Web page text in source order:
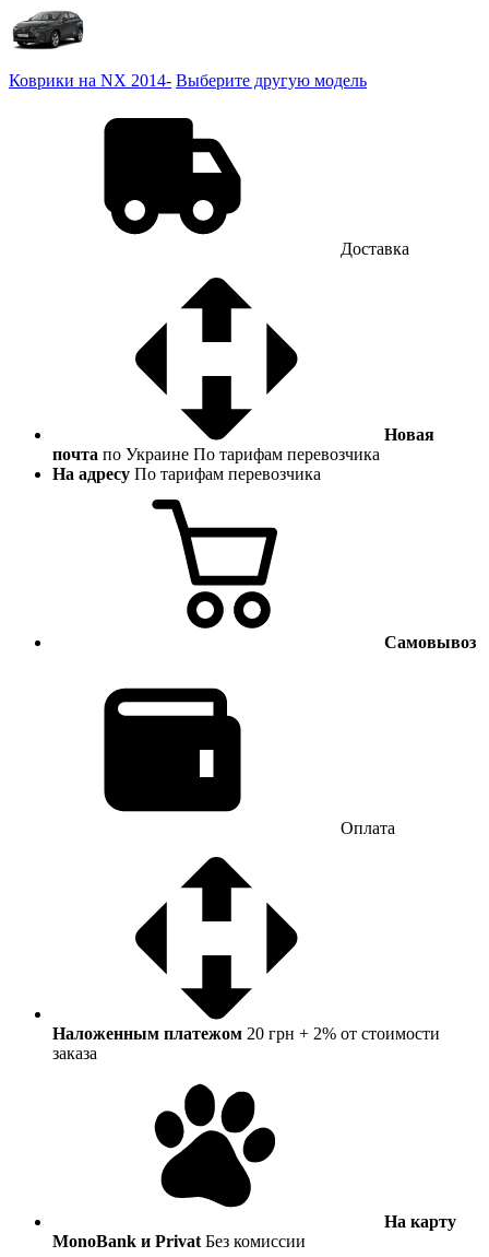
Коврики на NX 2014- Выберите другую модель
Доставка
Новая
почта по Украине По тарифам перевозчика
На адресу По тарифам перевозчика
Самовывоз
Оплата
Наложенным платежом 20 грн + 2% от стоимости
заказа
На карту
MonoBank и Privat Без комиссии